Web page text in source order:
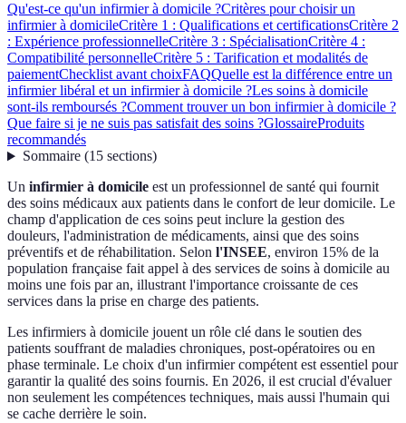
Qu'est-ce qu'un infirmier à domicile ?Critères pour choisir un
infirmier à domicileCritère 1 : Qualifications et certificationsCritère 2
: Expérience professionnelleCritère 3 : SpécialisationCritère 4 :
Compatibilité personnelleCritère 5 : Tarification et modalités de
paiementChecklist avant choixFAQQuelle est la différence entre un
infirmier libéral et un infirmier à domicile ?Les soins à domicile
sont-ils remboursés ?Comment trouver un bon infirmier à domicile ?
Que faire si je ne suis pas satisfait des soins ?GlossaireProduits
recommandés
Sommaire(15 sections)
Un infirmier à domicile est un professionnel de santé qui fournit
des soins médicaux aux patients dans le confort de leur domicile. Le
champ d'application de ces soins peut inclure la gestion des
douleurs, l'administration de médicaments, ainsi que des soins
préventifs et de réhabilitation. Selon l'INSEE, environ 15% de la
population française fait appel à des services de soins à domicile au
moins une fois par an, illustrant l'importance croissante de ces
services dans la prise en charge des patients.
Les infirmiers à domicile jouent un rôle clé dans le soutien des
patients souffrant de maladies chroniques, post-opératoires ou en
phase terminale. Le choix d'un infirmier compétent est essentiel pour
garantir la qualité des soins fournis. En 2026, il est crucial d'évaluer
non seulement les compétences techniques, mais aussi l'humain qui
se cache derrière le soin.